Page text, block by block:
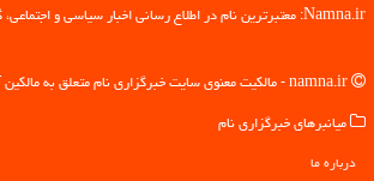
Namna.ir: معتبرترین نام در اطلاع رسانی اخبار سیاسی و اجتماعی، گامی مطمئن به سوی آگاهی
میانبرهای خبرگزاری نام
درباره ما